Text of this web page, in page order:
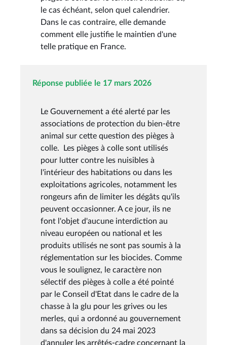
le cas échéant, selon quel calendrier.
Dans le cas contraire, elle demande
comment elle justifie le maintien d'une
telle pratique en France.
Réponse publiée le 17 mars 2026
Le Gouvernement a été alerté par les
associations de protection du bien-être
animal sur cette question des pièges à
colle. Les pièges à colle sont utilisés
pour lutter contre les nuisibles à
l'intérieur des habitations ou dans les
exploitations agricoles, notamment les
rongeurs afin de limiter les dégâts qu'ils
peuvent occasionner. A ce jour, ils ne
font l'objet d'aucune interdiction au
niveau européen ou national et les
produits utilisés ne sont pas soumis à la
réglementation sur les biocides. Comme
vous le soulignez, le caractère non
sélectif des pièges à colle a été pointé
par le Conseil d'Etat dans le cadre de la
chasse à la glu pour les grives ou les
merles, qui a ordonné au gouvernement
dans sa décision du 24 mai 2023
d'annuler les arrêtés-cadre concernant la